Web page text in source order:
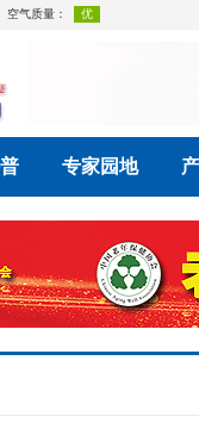
专家园地